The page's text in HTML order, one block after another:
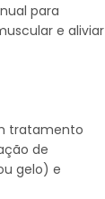
para
e aliviar
tratamento
de
gelo) e